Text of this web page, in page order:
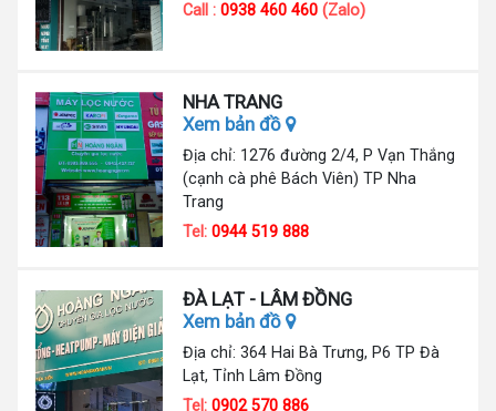
Call :0938 460 460 (Zalo)
NHA TRANG
Xem bản đồ
Địa chỉ: 1276 đường 2/4, P Vạn Thắng
(cạnh cà phê Bách Viên) TP Nha
Trang
Tel:0944 519 888
ĐÀ LẠT - LÂM ĐỒNG
Xem bản đồ
Địa chỉ: 364 Hai Bà Trưng, P6 TP Đà
Lạt, Tỉnh Lâm Đồng
Tel:0902 570 886